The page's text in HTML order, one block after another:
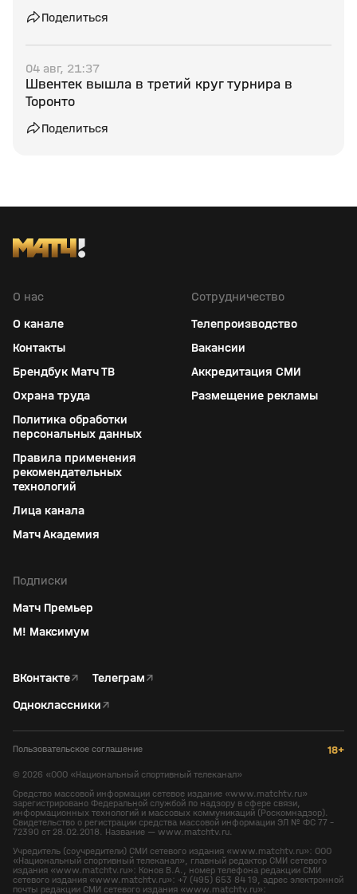
Поделиться
04 авг, 21:37
Швентек вышла в третий круг турнира в
Торонто
Поделиться
О нас
О канале
Контакты
Брендбук Матч ТВ
Охрана труда
Политика обработки
персональных данных
Правила применения
рекомендательных
технологий
Лица канала
Матч Академия
Сотрудничество
Телепроизводство
Вакансии
Аккредитация СМИ
Размещение рекламы
Подписки
Матч Премьер
М! Максимум
ВКонтакте↗ Телеграм↗
Одноклассники↗
Пользовательское соглашение 18+
© 2026 «ООО «Национальный спортивный телеканал»
Средство массовой информации сетевое издание «www.matchtv.ru»
зарегистрировано Федеральной службой по надзору в сфере связи,
информационных технологий и массовых коммуникаций (Роскомнадзор).
Свидетельство о регистрации средства массовой информации ЭЛ № ФС 77 -
72390 от 28.02.2018. Название — www.matchtv.ru.
Учредитель (соучредители) СМИ сетевого издания «www.matchtv.ru»: ООО
«Национальный спортивный телеканал», главный редактор СМИ сетевого
издания «www.matchtv.ru»: Конов В.А., номер телефона редакции СМИ
сетевого издания «www.matchtv.ru»: +7 (495) 653 84 19, адрес электронной
почты редакции СМИ сетевого издания «www.matchtv.ru»: